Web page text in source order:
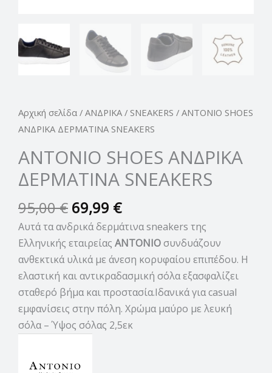
Αρχική σελίδα / ΑΝΔΡΙΚΑ / SNEAKERS / ANTONIO SHOES
ΑΝΔΡΙΚΑ ΔΕΡΜΑΤΙΝΑ SNEAKERS
ANTONIO SHOES ΑΝΔΡΙΚΑ
ΔΕΡΜΑΤΙΝΑ SNEAKERS
95,00€ 69,99 €
Αυτά τα ανδρικά δερμάτινα sneakers της
Ελληνικής εταιρείας ANTONIOσυνδυάζουν
ανθεκτικά υλικά με άνεση κορυφαίου επιπέδου. Η
ελαστική και αντικραδασμική σόλα εξασφαλίζει
σταθερό βήμα και προστασία.Ιδανικά για casual
εμφανίσεις στην πόλη. Χρώμα μαύρο με λευκή
σόλα – Ύψος σόλας 2,5εκ